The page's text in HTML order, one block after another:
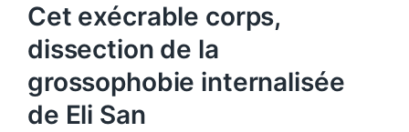
Cet exécrable corps,
dissection de la
grossophobie internalisée
de Eli San